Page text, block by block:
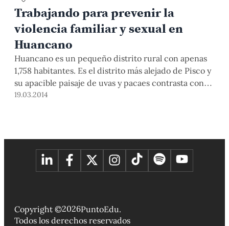
Trabajando para prevenir la
violencia familiar y sexual en
Huancano
Huancano es un pequeño distrito rural con apenas
1,758 habitantes. Es el distrito más alejado de Pisco y
su apacible paisaje de uvas y pacaes contrasta con
las carpas y refugios en las que vive el 80% de su
19.03.2014
Copyright ©2026PuntoEdu.
Todos los derechos reservados